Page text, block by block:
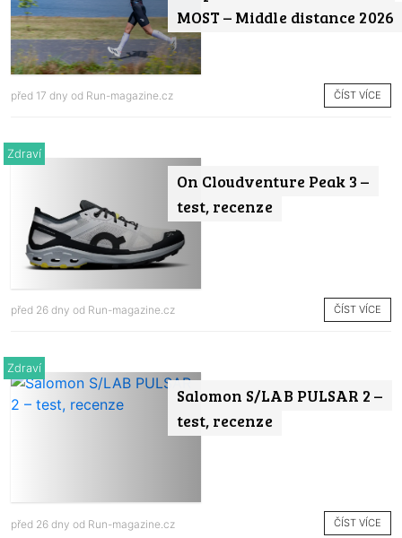
MOST – Middle distance 2026
před 17 dny od Run-magazine.cz ČÍST VÍCE
On Cloudventure Peak 3 –
test, recenze
Zdraví
před 26 dny od Run-magazine.cz ČÍST VÍCE
Salomon S/LAB PULSAR 2 –
test, recenze
Zdraví
před 26 dny od Run-magazine.cz ČÍST VÍCE